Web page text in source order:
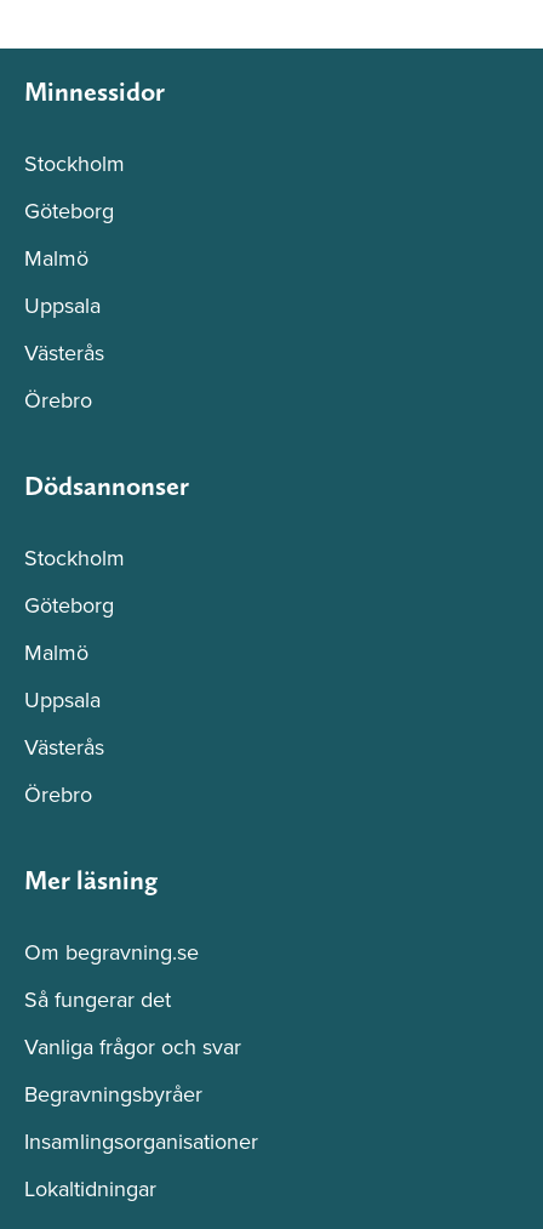
Minnessidor
Stockholm
Göteborg
Malmö
Uppsala
Västerås
Örebro
Dödsannonser
Stockholm
Göteborg
Malmö
Uppsala
Västerås
Örebro
Mer läsning
Om begravning.se
Så fungerar det
Vanliga frågor och svar
Begravningsbyråer
Insamlingsorganisationer
Lokaltidningar